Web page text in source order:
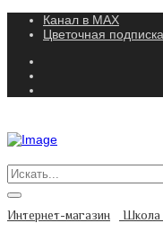
Канал в MAX
Цветочная подписка
Интернет-магазин Школа